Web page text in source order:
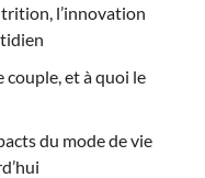
l’innovation
couple, et à quoi le
du mode de vie